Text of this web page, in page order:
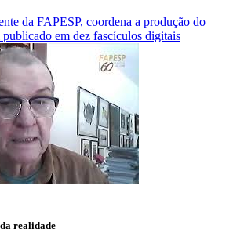
da FAPESP, coordena a produção do
em dez fascículos digitais
realidade